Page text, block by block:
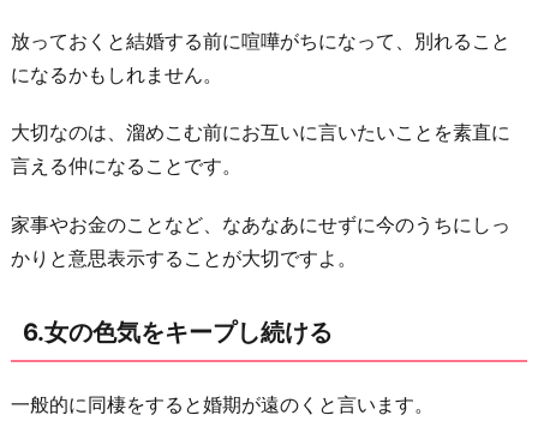
放っておくと結婚する前に喧嘩がちになって、別れること
になるかもしれません。
大切なのは、溜めこむ前にお互いに言いたいことを素直に
言える仲になることです。
家事やお金のことなど、なあなあにせずに今のうちにしっ
かりと意思表示することが大切ですよ。
6.女の色気をキープし続ける
一般的に同棲をすると婚期が遠のくと言います。